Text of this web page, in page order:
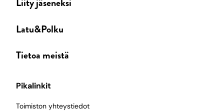
Latu&Polku
Tietoa meistä
Pikalinkit
Toimiston yhteystiedot